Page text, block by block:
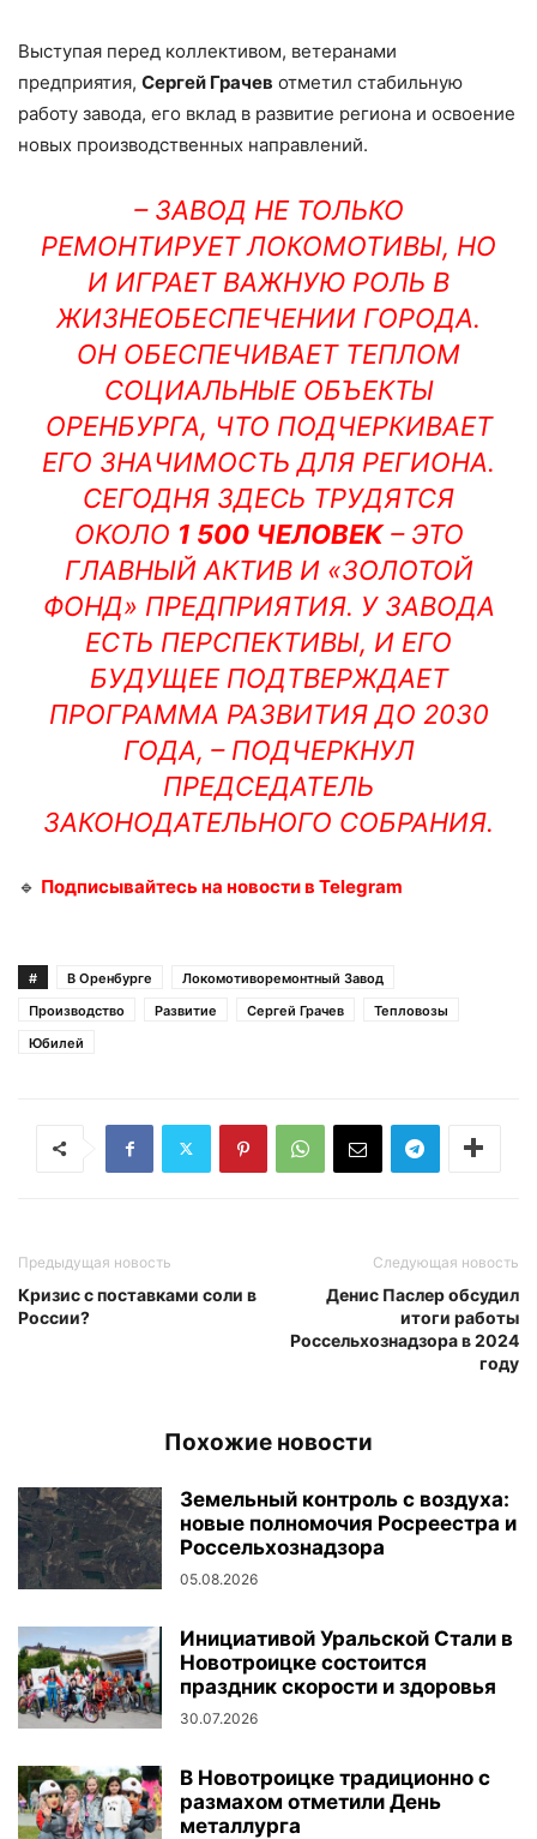
Выступая перед коллективом, ветеранами
предприятия, Сергей Грачев отметил стабильную
работу завода, его вклад в развитие региона и освоение
новых производственных направлений.
– ЗАВОД НЕ ТОЛЬКО
РЕМОНТИРУЕТ ЛОКОМОТИВЫ, НО
И ИГРАЕТ ВАЖНУЮ РОЛЬ В
ЖИЗНЕОБЕСПЕЧЕНИИ ГОРОДА.
ОН ОБЕСПЕЧИВАЕТ ТЕПЛОМ
СОЦИАЛЬНЫЕ ОБЪЕКТЫ
ОРЕНБУРГА, ЧТО ПОДЧЕРКИВАЕТ
ЕГО ЗНАЧИМОСТЬ ДЛЯ РЕГИОНА.
СЕГОДНЯ ЗДЕСЬ ТРУДЯТСЯ
ОКОЛО 1 500 ЧЕЛОВЕК– ЭТО
ГЛАВНЫЙ АКТИВ И «ЗОЛОТОЙ
ФОНД» ПРЕДПРИЯТИЯ. У ЗАВОДА
ЕСТЬ ПЕРСПЕКТИВЫ, И ЕГО
БУДУЩЕЕ ПОДТВЕРЖДАЕТ
ПРОГРАММА РАЗВИТИЯ ДО 2030
ГОДА, – ПОДЧЕРКНУЛ
ПРЕДСЕДАТЕЛЬ
ЗАКОНОДАТЕЛЬНОГО СОБРАНИЯ.
🔹 Подписывайтесь на новости в Telegram
# В Оренбурге
Локомотиворемонтный Завод
Производство
Развитие Сергей Грачев
Тепловозы
Юбилей
Предыдущая новость
Кризис с поставками соли в
России?
Следующая новость
Денис Паслер обсудил
итоги работы
Россельхознадзора в 2024
году
Похожие новости
Земельный контроль с воздуха:
новые полномочия Росреестра и
Россельхознадзора
05.08.2026
Инициативой Уральской Стали в
Новотроицке состоится
праздник скорости и здоровья
30.07.2026
В Новотроицке традиционно с
размахом отметили День
металлурга